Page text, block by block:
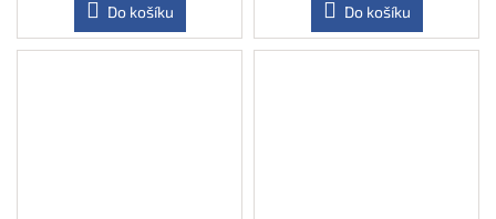
Do košíku Do košíku